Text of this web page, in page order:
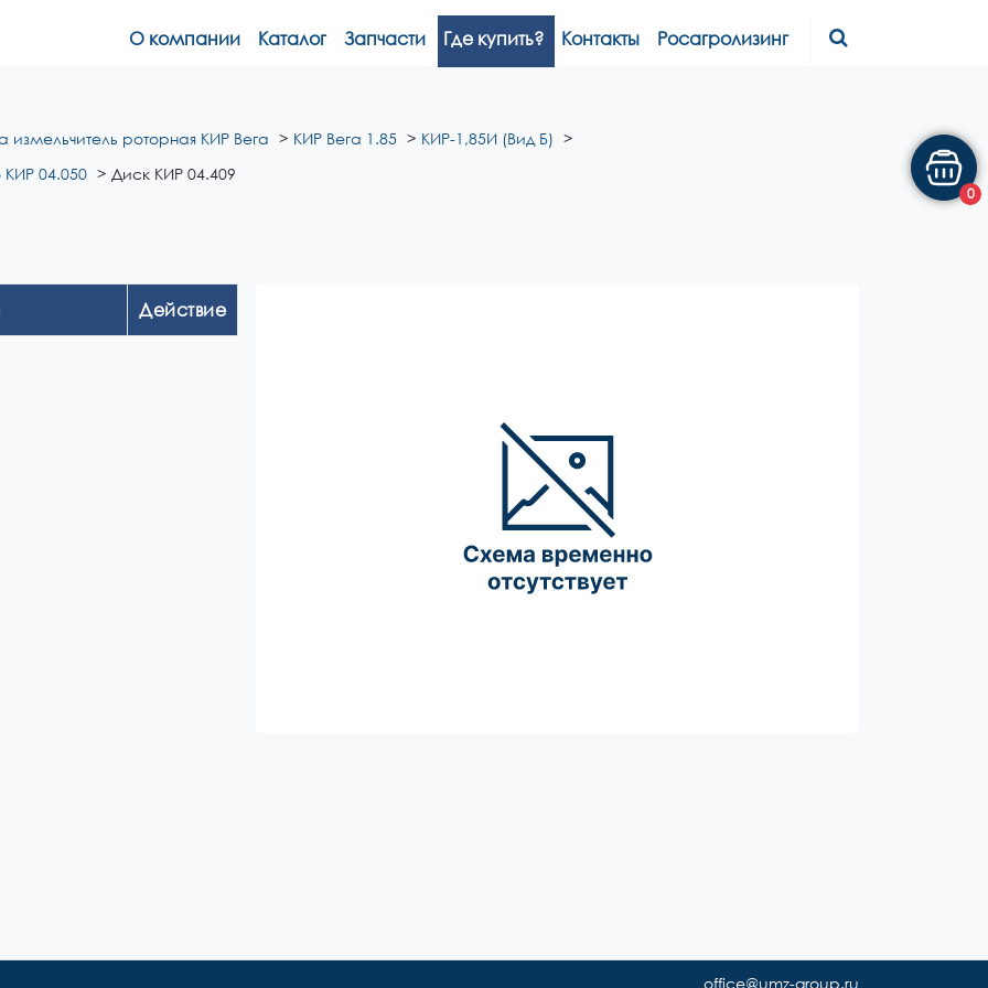
О компании Каталог Запчасти Где купить? Контакты Росагролизинг
измельчитель роторная КИР Вега КИР Вега 1.85
КИР-1,85И (Вид Б)
КИР 04.050 Диск КИР 04.409
Действие
office@umz-group.ru
0